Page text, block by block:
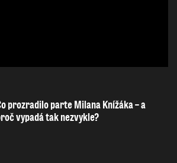
prozradilo parte Milana Knížáka – a
vypadá tak nezvykle?